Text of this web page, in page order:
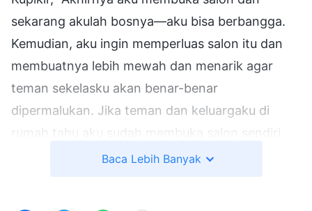
sekarang akulah bosnya—aku bisa berbangga.
Kemudian, aku ingin memperluas salon itu dan
membuatnya lebih mewah dan menarik agar
teman sekelasku akan benar-benar
dipermalukan. Jika teman dan keluargaku di
rumah tahu aku sudah membuka salon sendiri,
mereka akan terkesan." Setelah tiga tahun
Baca Lebih Banyak